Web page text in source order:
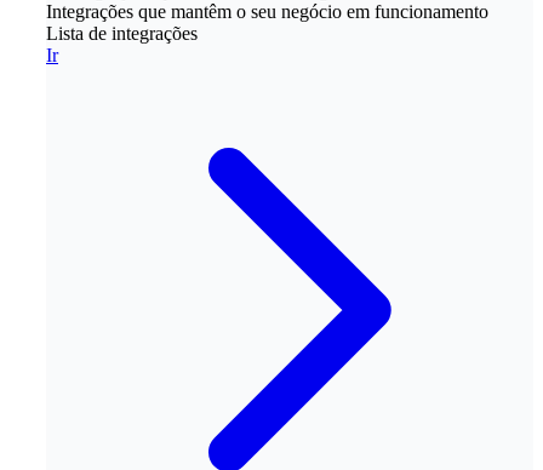
Integrações que mantêm o seu negócio em funcionamento
Lista de integrações
Ir